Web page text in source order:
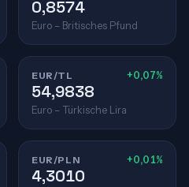
0,8574
Euro – Britisches Pfund
EUR/TL +0,07%
54,9838
Euro – Türkische Lira
EUR/PLN +0,01%
4,3010